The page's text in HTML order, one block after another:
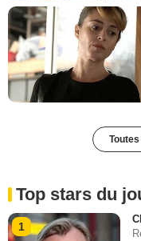
Top stars du
1